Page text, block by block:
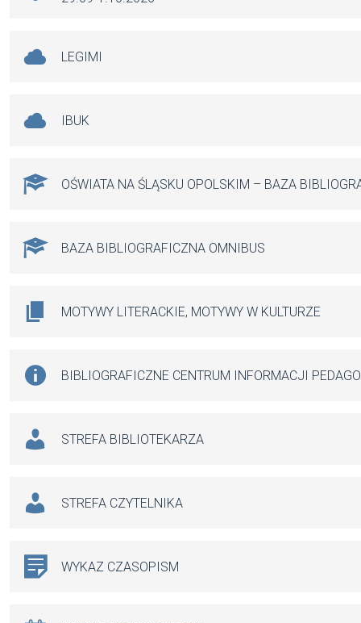
LEGIMI
IBUK
OŚWIATA NA ŚLĄSKU OPOLSKIM – BAZA
BAZA BIBLIOGRAFICZNA OMNIBUS
MOTYWY LITERACKIE, MOTYWY W KULTURZE
BIBLIOGRAFICZNE CENTRUM INFORMACJI
STREFA BIBLIOTEKARZA
STREFA CZYTELNIKA
WYKAZ CZASOPISM